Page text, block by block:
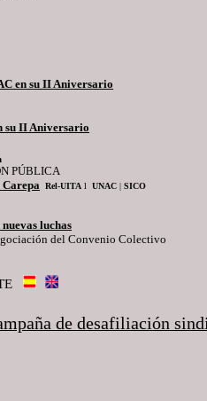
en su II Aniversario
su II Aniversario
PÚBLICA
Carepa Rel-UITA l UNAC | SICO
luchas
del Convenio Colectivo
de desafiliación